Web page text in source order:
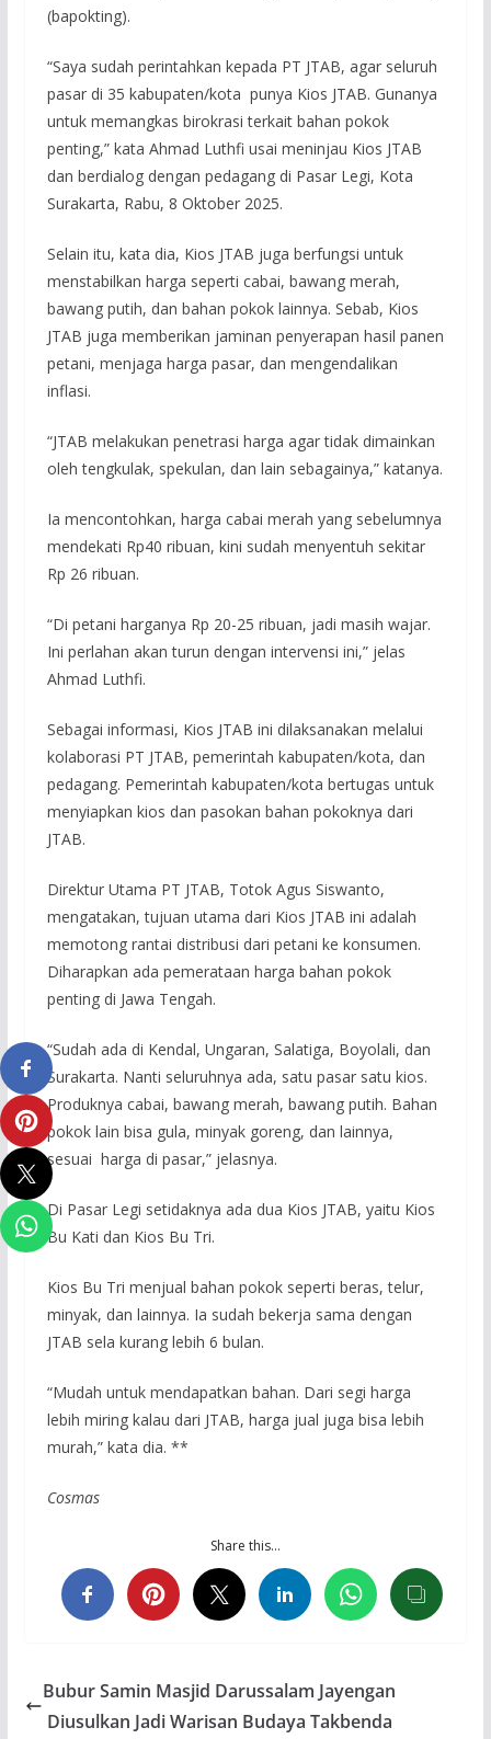
(bapokting).
“Saya sudah perintahkan kepada PT JTAB, agar seluruh
pasar di 35 kabupaten/kota punya Kios JTAB. Gunanya
untuk memangkas birokrasi terkait bahan pokok
penting,” kata Ahmad Luthfi usai meninjau Kios JTAB
dan berdialog dengan pedagang di Pasar Legi, Kota
Surakarta, Rabu, 8 Oktober 2025.
Selain itu, kata dia, Kios JTAB juga berfungsi untuk
menstabilkan harga seperti cabai, bawang merah,
bawang putih, dan bahan pokok lainnya. Sebab, Kios
JTAB juga memberikan jaminan penyerapan hasil panen
petani, menjaga harga pasar, dan mengendalikan
inflasi.
“JTAB melakukan penetrasi harga agar tidak dimainkan
oleh tengkulak, spekulan, dan lain sebagainya,” katanya.
Ia mencontohkan, harga cabai merah yang sebelumnya
mendekati Rp40 ribuan, kini sudah menyentuh sekitar
Rp 26 ribuan.
“Di petani harganya Rp 20-25 ribuan, jadi masih wajar.
Ini perlahan akan turun dengan intervensi ini,” jelas
Ahmad Luthfi.
Sebagai informasi, Kios JTAB ini dilaksanakan melalui
kolaborasi PT JTAB, pemerintah kabupaten/kota, dan
pedagang. Pemerintah kabupaten/kota bertugas untuk
menyiapkan kios dan pasokan bahan pokoknya dari
JTAB.
Direktur Utama PT JTAB, Totok Agus Siswanto,
mengatakan, tujuan utama dari Kios JTAB ini adalah
memotong rantai distribusi dari petani ke konsumen.
Diharapkan ada pemerataan harga bahan pokok
penting di Jawa Tengah.
“Sudah ada di Kendal, Ungaran, Salatiga, Boyolali, dan
Surakarta. Nanti seluruhnya ada, satu pasar satu kios.
Produknya cabai, bawang merah, bawang putih. Bahan
pokok lain bisa gula, minyak goreng, dan lainnya,
sesuai harga di pasar,” jelasnya.
Di Pasar Legi setidaknya ada dua Kios JTAB, yaitu Kios
Bu Kati dan Kios Bu Tri.
Kios Bu Tri menjual bahan pokok seperti beras, telur,
minyak, dan lainnya. Ia sudah bekerja sama dengan
JTAB sela kurang lebih 6 bulan.
“Mudah untuk mendapatkan bahan. Dari segi harga
lebih miring kalau dari JTAB, harga jual juga bisa lebih
murah,” kata dia. **
Cosmas
Share this…
Bubur Samin Masjid Darussalam Jayengan
Diusulkan Jadi Warisan Budaya Takbenda